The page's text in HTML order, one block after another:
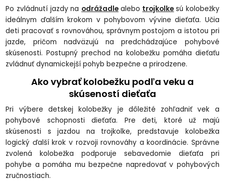
Po zvládnutí jazdy na odrážadle alebo trojkolke sú kolobežky
ideálnym ďalším krokom v pohybovom vývine dieťaťa. Učia
deti pracovať s rovnováhou, správnym postojom a istotou pri
jazde, pričom nadväzujú na predchádzajúce pohybové
skúsenosti. Postupný prechod na kolobežku pomáha dieťaťu
zvládnuť dynamickejší pohyb bezpečne a prirodzene.
Ako vybrať kolobežku podľa veku a
skúseností dieťaťa
Pri výbere detskej kolobežky je dôležité zohľadniť vek a
pohybové schopnosti dieťaťa. Pre deti, ktoré už majú
skúsenosti s jazdou na trojkolke, predstavuje kolobežka
logický ďalší krok v rozvoji rovnováhy a koordinácie. Správne
zvolená kolobežka podporuje sebavedomie dieťaťa pri
pohybe a pomáha mu bezpečne napredovať v pohybových
zručnostiach.